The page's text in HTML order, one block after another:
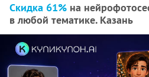
Скидка 61% на
в любой тематике. Казань